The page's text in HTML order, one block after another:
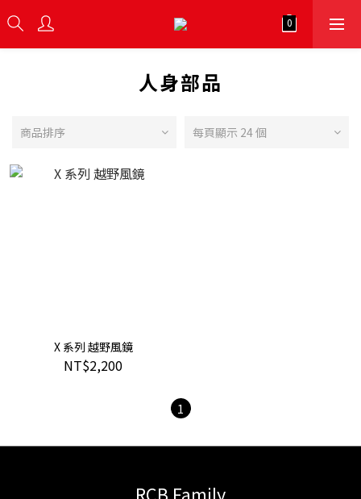
人身部品
商品排序 每頁顯示 24 個
X 系列 越野風鏡
NT$2,200
1
RCB Family